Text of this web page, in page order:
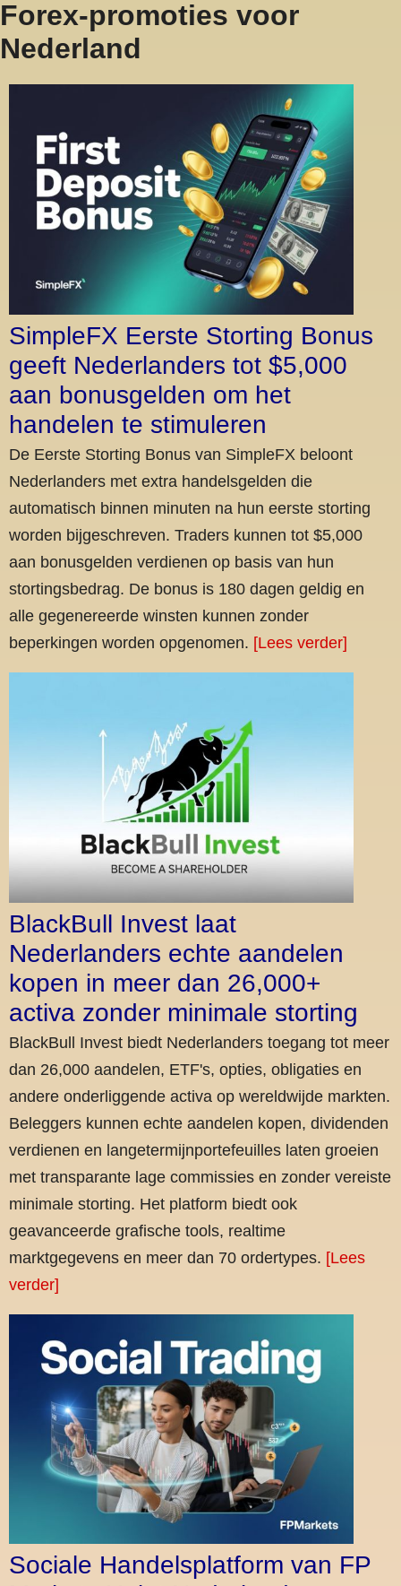
Forex-promoties voor
Nederland
SimpleFX Eerste Storting Bonus
geeft Nederlanders tot $5,000
aan bonusgelden om het
handelen te stimuleren
De Eerste Storting Bonus van SimpleFX beloont
Nederlanders met extra handelsgelden die
automatisch binnen minuten na hun eerste storting
worden bijgeschreven. Traders kunnen tot $5,000
aan bonusgelden verdienen op basis van hun
stortingsbedrag. De bonus is 180 dagen geldig en
alle gegenereerde winsten kunnen zonder
beperkingen worden opgenomen. [Lees verder]
BlackBull Invest laat
Nederlanders echte aandelen
kopen in meer dan 26,000+
activa zonder minimale storting
BlackBull Invest biedt Nederlanders toegang tot meer
dan 26,000 aandelen, ETF's, opties, obligaties en
andere onderliggende activa op wereldwijde markten.
Beleggers kunnen echte aandelen kopen, dividenden
verdienen en langetermijnportefeuilles laten groeien
met transparante lage commissies en zonder vereiste
minimale storting. Het platform biedt ook
geavanceerde grafische tools, realtime
marktgegevens en meer dan 70 ordertypes. [Lees
verder]
Sociale Handelsplatform van FP